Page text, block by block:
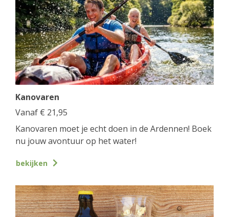
Kanovaren
Vanaf € 21,95
Kanovaren moet je echt doen in de Ardennen! Boek
nu jouw avontuur op het water!
bekijken